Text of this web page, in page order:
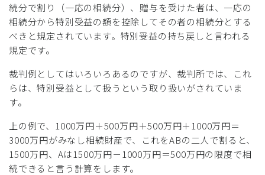
続分で割り（一応の相続分）、贈与を受けた者は、一応の
相続分から特別受益の額を控除してその者の相続分とする
べきと規定されています。特別受益の持ち戻しと言われる
規定です。
裁判例としてはいろいろあるのですが、裁判所では、これ
らは、特別受益として扱うという取り扱いがされていま
す。
上の例で、1000万円＋500万円＋500万円＋1000万円＝
3000万円がみなし相続財産で、これをABの二人で割ると、
1500万円、Aは1500万円－1000万円＝500万円の限度で相
続できると言う計算をします。